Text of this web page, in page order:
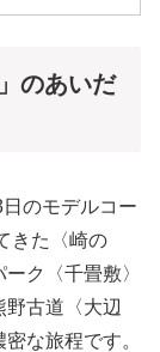
のあいだ
のモデルコー
きた〈崎の
ク〈千畳敷〉
野古道〈大辺
な旅程です。